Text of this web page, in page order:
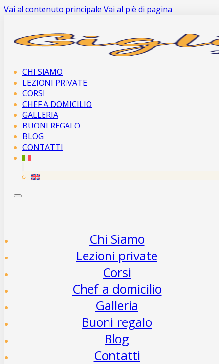
Vai al contenuto principale Vai al piè di pagina
CHI SIAMO
LEZIONI PRIVATE
CORSI
CHEF A DOMICILIO
GALLERIA
BUONI REGALO
BLOG
CONTATTI
Chi Siamo
Lezioni private
Corsi
Chef a domicilio
Galleria
Buoni regalo
Blog
Contatti